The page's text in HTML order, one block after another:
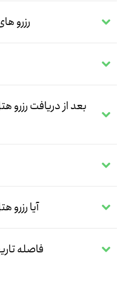
رزرو
بعد از دریافت رزرو
آیا
فاصله